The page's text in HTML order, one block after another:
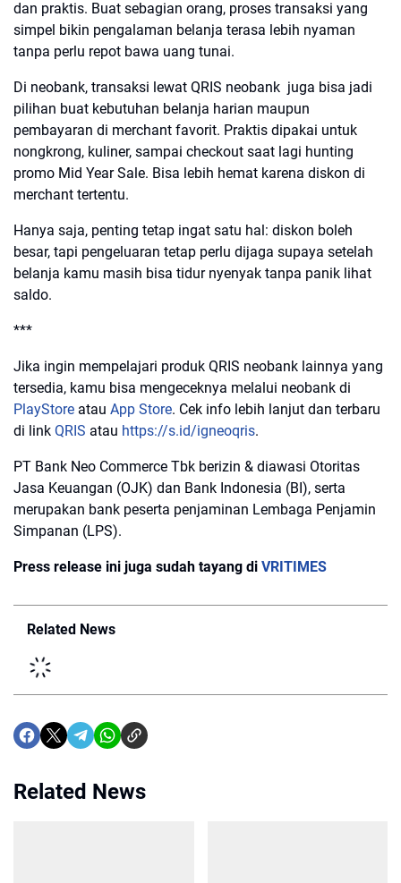
dan praktis. Buat sebagian orang, proses transaksi yang
simpel bikin pengalaman belanja terasa lebih nyaman
tanpa perlu repot bawa uang tunai.
Di neobank, transaksi lewat QRIS neobank juga bisa jadi
pilihan buat kebutuhan belanja harian maupun
pembayaran di merchant favorit. Praktis dipakai untuk
nongkrong, kuliner, sampai checkout saat lagi hunting
promo Mid Year Sale. Bisa lebih hemat karena diskon di
merchant tertentu.
Hanya saja, penting tetap ingat satu hal: diskon boleh
besar, tapi pengeluaran tetap perlu dijaga supaya setelah
belanja kamu masih bisa tidur nyenyak tanpa panik lihat
saldo.
***
Jika ingin mempelajari produk QRIS neobank lainnya yang
tersedia, kamu bisa mengeceknya melalui neobank di
PlayStore atau App Store. Cek info lebih lanjut dan terbaru
di link QRIS atau https://s.id/igneoqris.
PT Bank Neo Commerce Tbk berizin & diawasi Otoritas
Jasa Keuangan (OJK) dan Bank Indonesia (BI), serta
merupakan bank peserta penjaminan Lembaga Penjamin
Simpanan (LPS).⁣
Press release ini juga sudah tayang di VRITIMES
Related News
Related News